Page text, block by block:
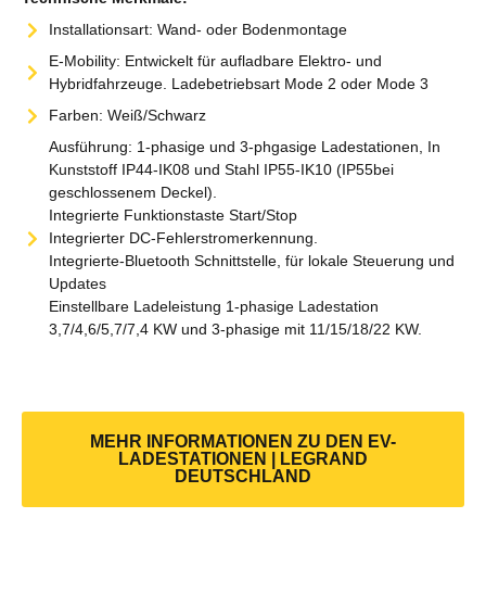
Installationsart: Wand- oder Bodenmontage
E-Mobility: Entwickelt für aufladbare Elektro- und
Hybridfahrzeuge. Ladebetriebsart Mode 2 oder Mode 3
Farben: Weiß/Schwarz
Ausführung: 1-phasige und 3-phgasige Ladestationen, In
Kunststoff IP44-IK08 und Stahl IP55-IK10 (IP55bei
geschlossenem Deckel).
Integrierte Funktionstaste Start/Stop
Integrierter DC-Fehlerstromerkennung.
Integrierte-Bluetooth Schnittstelle, für lokale Steuerung und
Updates
Einstellbare Ladeleistung 1-phasige Ladestation
3,7/4,6/5,7/7,4 KW und 3-phasige mit 11/15/18/22 KW.
MEHR INFORMATIONEN ZU DEN EV-
LADESTATIONEN | LEGRAND
DEUTSCHLAND